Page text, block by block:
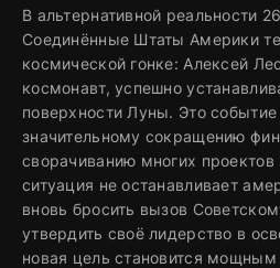
В альтернативной реальности
Соединённые Штаты Америки
космической гонке: Алексей
космонавт, успешно
поверхности Луны. Это событие
значительному сокращению
сворачиванию многих проектов
ситуация не останавливает
вновь бросить вызов
утвердить своё лидерство в
новая цель становится